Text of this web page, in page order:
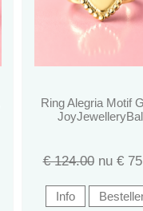
Ring Alegria Motif
€ 124.00nu €